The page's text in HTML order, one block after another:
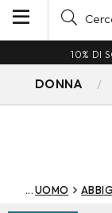
10% DI
DONNA
UOMO